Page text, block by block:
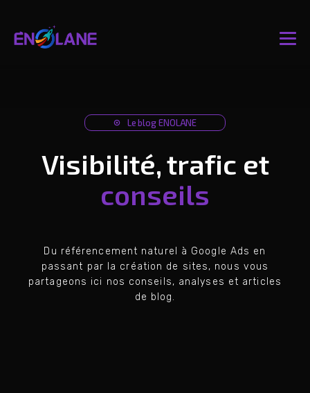
Le blog ENOLANE
Visibilité, trafic et
conseils
Du référencement naturel à Google Ads en
passant par la création de sites, nous vous
partageons ici nos conseils, analyses et articles
de blog.